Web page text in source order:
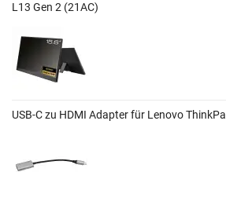
L13 Gen 2 (21AC)
USB-C zu HDMI Adapter für Lenovo